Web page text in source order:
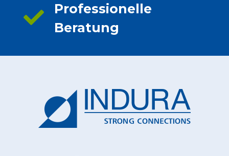
Professionelle
Beratung